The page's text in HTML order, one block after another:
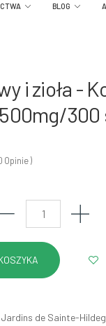
BLOG
i zioła -
300
Opinie )
de Sainte-